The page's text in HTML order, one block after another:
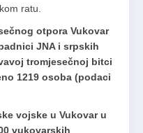
ratu.
otpora Vukovar
JNA i srpskih
tromjesečnoj bitci
1219 osoba (podaci
vojske u Vukovar u
vukovarskih